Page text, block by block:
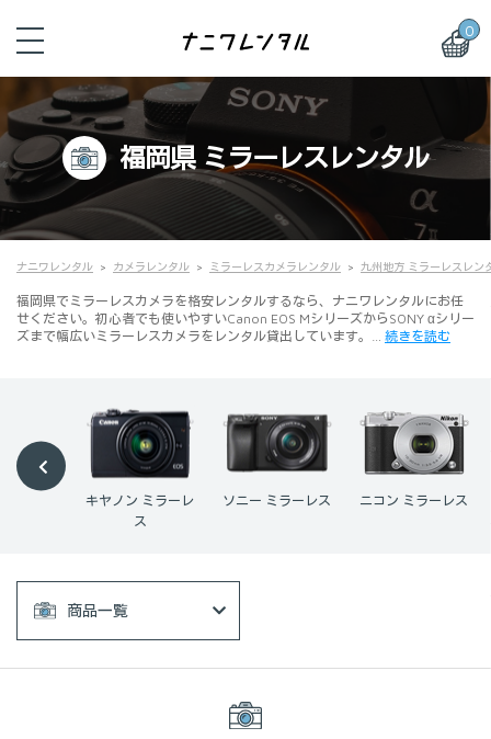
0
福岡県 ミラーレスレンタル
ナニワレンタル カメラレンタル ミラーレスカメラレンタル 九州地方 ミラーレスレン
福岡県でミラーレスカメラを格安レンタルするなら、ナニワレンタルにお任
せください。初心者でも使いやすいCanon EOS MシリーズからSONY αシリー
ズまで幅広いミラーレスカメラをレンタル貸出しています。… 続きを読む
ソニー ミラーレス ニコン ミラーレス
フジフイルム ミラ
商品一覧